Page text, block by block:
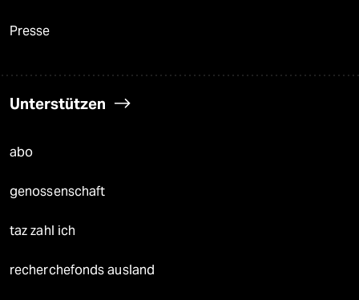
Presse
Unterstützen
abo
genossenschaft
taz zahl ich
recherchefonds ausland